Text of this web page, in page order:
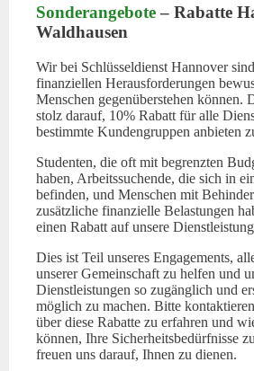
Sonderangebote– Rabatte
Waldhausen
Wir bei Schlüsseldienst Hannover
finanziellen Herausforderungen
Menschen gegenüberstehen können.
stolz darauf, 10% Rabatt für alle
bestimmte Kundengruppen anbieten
Studenten, die oft mit begrenzten
haben, Arbeitssuchende, die sich in
befinden, und Menschen mit
zusätzliche finanzielle Belastungen
einen Rabatt auf unsere
Dies ist Teil unseres Engagements,
unserer Gemeinschaft zu helfen und
Dienstleistungen so zugänglich und
möglich zu machen. Bitte
über diese Rabatte zu erfahren und
können, Ihre Sicherheitsbedürfnisse
freuen uns darauf, Ihnen zu dienen.